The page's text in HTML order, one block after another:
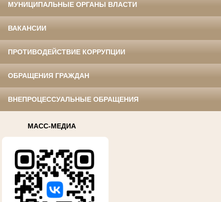
МУНИЦИПАЛЬНЫЕ ОРГАНЫ ВЛАСТИ
ВАКАНСИИ
ПРОТИВОДЕЙСТВИЕ КОРРУПЦИИ
ОБРАЩЕНИЯ ГРАЖДАН
ВНЕПРОЦЕССУАЛЬНЫЕ ОБРАЩЕНИЯ
МАСС-МЕДИА